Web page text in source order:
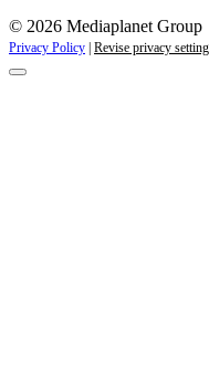
© 2026 Mediaplanet Group
Privacy Policy Revise privacy